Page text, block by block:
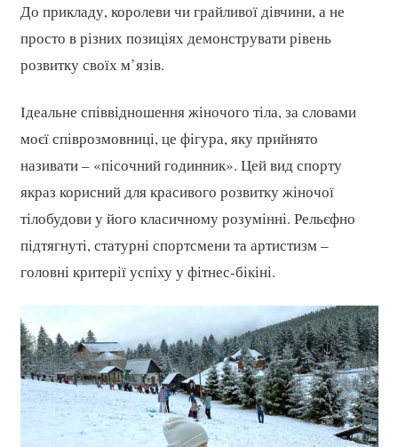
До прикладу, королеви чи грайливої дівчини, а не
просто в різних позиціях демонструвати рівень
розвитку своїх м’язів.
Ідеальне співвідношення жіночого тіла, за словами
моєї співрозмовниці, це фігура, яку прийнято
називати – «пісочний годинник». Цей вид спорту
якраз корисний для красивого розвитку жіночої
тілобудови у його класичному розумінні. Рельєфно
підтягнуті, статурні спортсмени та артистизм –
головні критерії успіху у фітнес-бікіні.